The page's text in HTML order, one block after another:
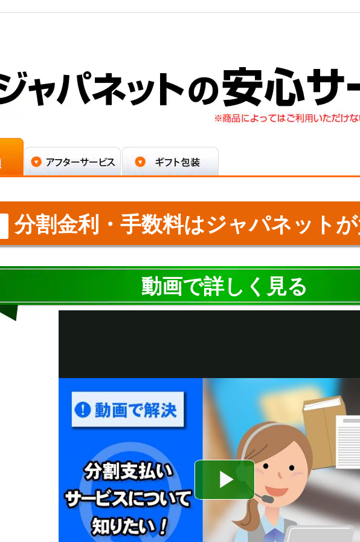
分割金利・手数料はジャパネット
動画で詳しく見る